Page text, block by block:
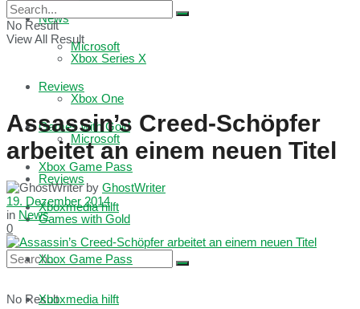
Microsoft
Reviews
Games with Gold
Xbox Game Pass
Xboxmedia hilft
No Result
News
Xbox Series X
Xbox One
Microsoft
Reviews
Games with Gold
Xbox Game Pass
Xboxmedia hilft
No Result
View All Result
Assassin’s Creed-Schöpfer
arbeitet an einem neuen Titel
by GhostWriter
19. Dezember 2014
in News
0